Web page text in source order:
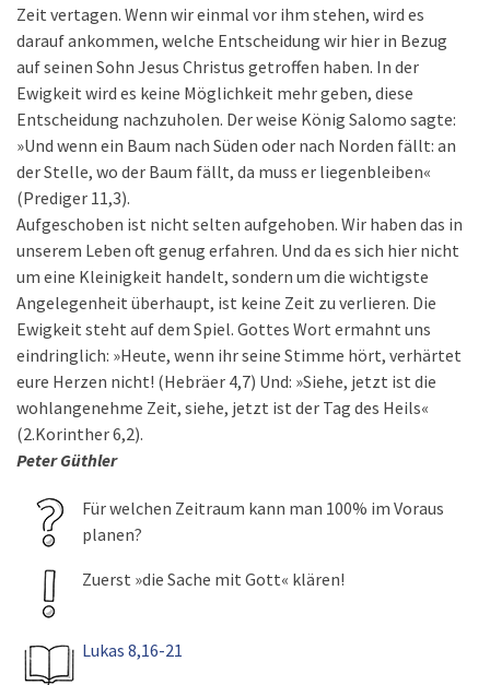
Zeit vertagen. Wenn wir einmal vor ihm stehen, wird es
darauf ankommen, welche Entscheidung wir hier in Bezug
auf seinen Sohn Jesus Christus getroffen haben. In der
Ewigkeit wird es keine Möglichkeit mehr geben, diese
Entscheidung nachzuholen. Der weise König Salomo sagte:
»Und wenn ein Baum nach Süden oder nach Norden fällt: an
der Stelle, wo der Baum fällt, da muss er liegenbleiben«
(Prediger 11,3).
Aufgeschoben ist nicht selten aufgehoben. Wir haben das in
unserem Leben oft genug erfahren. Und da es sich hier nicht
um eine Kleinigkeit handelt, sondern um die wichtigste
Angelegenheit überhaupt, ist keine Zeit zu verlieren. Die
Ewigkeit steht auf dem Spiel. Gottes Wort ermahnt uns
eindringlich: »Heute, wenn ihr seine Stimme hört, verhärtet
eure Herzen nicht! (Hebräer 4,7) Und: »Siehe, jetzt ist die
wohlangenehme Zeit, siehe, jetzt ist der Tag des Heils«
(2.Korinther 6,2).
Peter Güthler
Für welchen Zeitraum kann man 100% im Voraus
planen?
Zuerst »die Sache mit Gott« klären!
Lukas 8,16-21